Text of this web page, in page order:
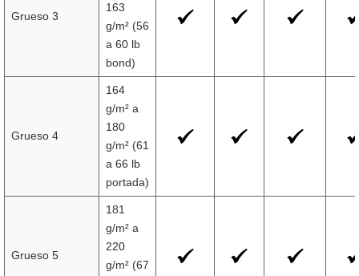
Grueso 3
163
g/m² (56
a 60 lb
bond)
Grueso 4
164
g/m² a
180
g/m² (61
a 66 lb
portada)
Grueso 5
181
g/m² a
220
g/m² (67